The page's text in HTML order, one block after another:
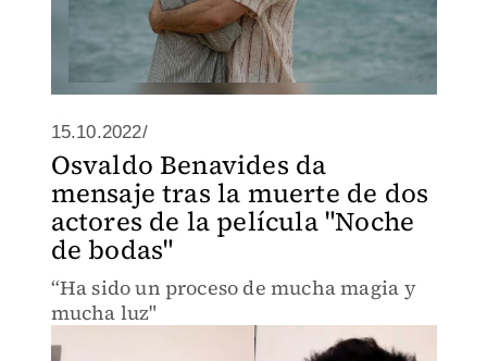
15.10.2022/
Osvaldo Benavides da
mensaje tras la muerte de dos
actores de la película "Noche
de bodas"
“Ha sido un proceso de mucha magia y
mucha luz"